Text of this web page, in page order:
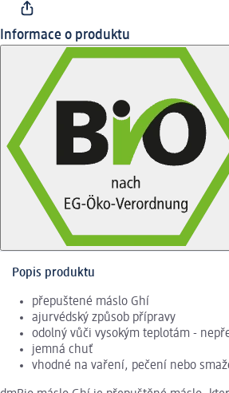
Informace o produktu
Popis produktu
přepuštené máslo Ghí
ajurvédský způsob přípravy
odolný vůči vysokým teplotám -
jemná chuť
vhodné na vaření, pečení nebo